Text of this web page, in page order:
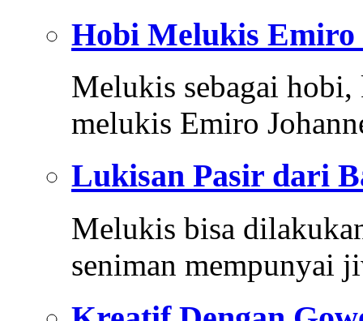
Hobi Melukis Emiro
Melukis sebagai
melukis Emiro
Lukisan Pasir dari
Melukis bisa
seniman mempunyai